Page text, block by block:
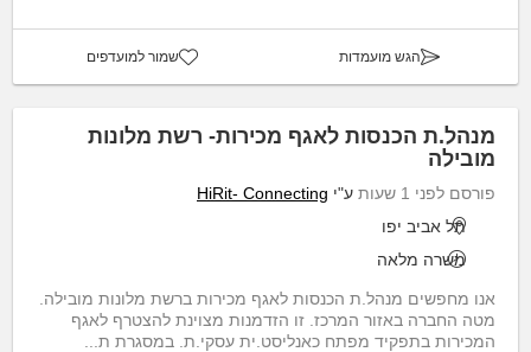
הגש מועמדות שמור למועדפים
מנהל.ת הכנסות לאגף מכירות- רשת מלונות
מובילה
פורסם לפני 1 שעות ע"י HiRit- Connecting
תל אביב יפו
משרה מלאה
אנו מחפשים מנהל.ת הכנסות לאגף מכירות ברשת מלונות מובילה.
מטה החברה באזור המרכז. זו הזדמנות מצוינת להצטרף לאגף
המכירות בתפקיד מפתח כאנליסט.ית עסקי.ת. במסגרת ת...